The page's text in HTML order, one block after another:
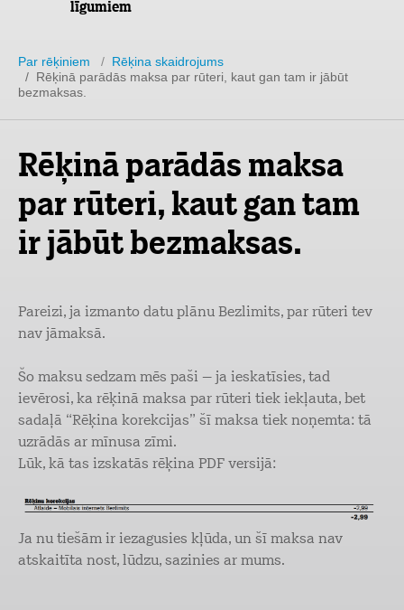
līgumiem
Par rēķiniem / Rēķina skaidrojums
/ Rēķinā parādās maksa par rūteri, kaut gan tam ir jābūt
bezmaksas.
Rēķinā parādās maksa
par rūteri, kaut gan tam
ir jābūt bezmaksas.
Pareizi, ja izmanto datu plānu Bezlimits, par rūteri tev
nav jāmaksā.
Šo maksu sedzam mēs paši – ja ieskatīsies, tad
ievērosi, ka rēķinā maksa par rūteri tiek iekļauta, bet
sadaļā “Rēķina korekcijas” šī maksa tiek noņemta: tā
uzrādās ar mīnusa zīmi.
Lūk, kā tas izskatās rēķina PDF versijā:
Ja nu tiešām ir iezagusies kļūda, un šī maksa nav
atskaitīta nost, lūdzu, sazinies ar mums.